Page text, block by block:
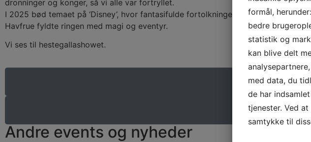
dronninger og konger, så vi alle var fortryllet.
I 2025 bød temaet på ‘Disney’, hvor fantasifulde fortolkninger af klassiske
Havfrue fyldte ringen med magi og eventyr.
Vi ses til hestegallashowet.
Køb billet
Se program
Andre events og nyheder
formål,
bedre
statistik og
kan blive delt
med data, du
de har
tjenester. Ved
samtykke til